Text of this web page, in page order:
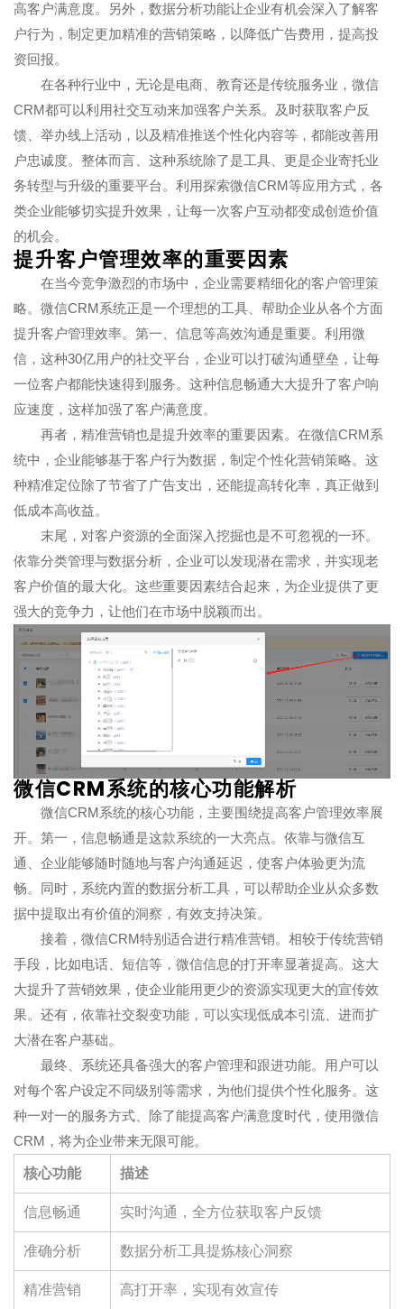
高客户满意度。另外，数据分析功能让企业有机会深入了解客
户行为，制定更加精准的营销策略，以降低广告费用，提高投
资回报。
在各种行业中，无论是电商、教育还是传统服务业，微信
CRM都可以利用社交互动来加强客户关系。及时获取客户反
馈、举办线上活动，以及精准推送个性化内容等，都能改善用
户忠诚度。整体而言、这种系统除了是工具、更是企业寄托业
务转型与升级的重要平台。利用探索微信CRM等应用方式，各
类企业能够切实提升效果，让每一次客户互动都变成创造价值
的机会。
提升客户管理效率的重要因素
在当今竞争激烈的市场中，企业需要精细化的客户管理策
略。微信CRM系统正是一个理想的工具、帮助企业从各个方面
提升客户管理效率。第一、信息等高效沟通是重要。利用微
信，这种30亿用户的社交平台，企业可以打破沟通壁垒，让每
一位客户都能快速得到服务。这种信息畅通大大提升了客户响
应速度，这样加强了客户满意度。
再者，精准营销也是提升效率的重要因素。在微信CRM系
统中，企业能够基于客户行为数据，制定个性化营销策略。这
种精准定位除了节省了广告支出，还能提高转化率，真正做到
低成本高收益。
末尾，对客户资源的全面深入挖掘也是不可忽视的一环。
依靠分类管理与数据分析，企业可以发现潜在需求，并实现老
客户价值的最大化。这些重要因素结合起来，为企业提供了更
强大的竞争力，让他们在市场中脱颖而出。
微信CRM系统的核心功能解析
微信CRM系统的核心功能，主要围绕提高客户管理效率展
开。第一，信息畅通是这款系统的一大亮点。依靠与微信互
通、企业能够随时随地与客户沟通延迟，使客户体验更为流
畅。同时，系统内置的数据分析工具，可以帮助企业从众多数
据中提取出有价值的洞察，有效支持决策。
接着，微信CRM特别适合进行精准营销。相较于传统营销
手段，比如电话、短信等，微信信息的打开率显著提高。这大
大提升了营销效果，使企业能用更少的资源实现更大的宣传效
果。还有，依靠社交裂变功能，可以实现低成本引流、进而扩
大潜在客户基础。
最终、系统还具备强大的客户管理和跟进功能。用户可以
对每个客户设定不同级别等需求，为他们提供个性化服务。这
种一对一的服务方式、除了能提高客户满意度时代，使用微信
CRM，将为企业带来无限可能。
核心功能 描述
信息畅通 实时沟通，全方位获取客户反馈
准确分析 数据分析工具提炼核心洞察
精准营销 高打开率，实现有效宣传